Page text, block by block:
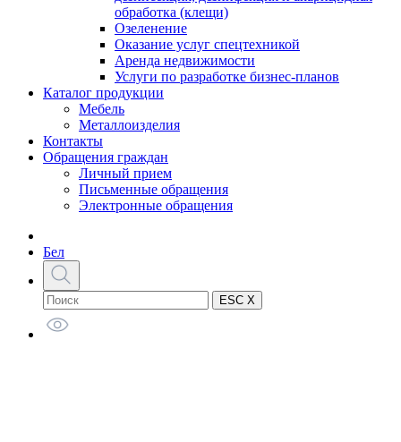
обработка (клещи)
Озеленение
Оказание услуг спецтехникой
Аренда недвижимости
Услуги по разработке бизнес-планов
Каталог продукции
Мебель
Металлоизделия
Контакты
Обращения граждан
Личный прием
Письменные обращения
Электронные обращения
Бел
ESC X